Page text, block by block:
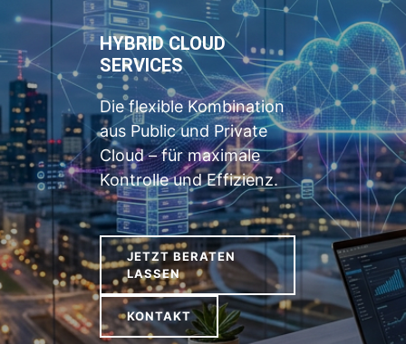
HYBRID CLOUD
SERVICES
Die flexible Kombination
aus Public und Private
Cloud – für maximale
Kontrolle und Effizienz.
JETZT BERATEN
LASSEN
KONTAKT